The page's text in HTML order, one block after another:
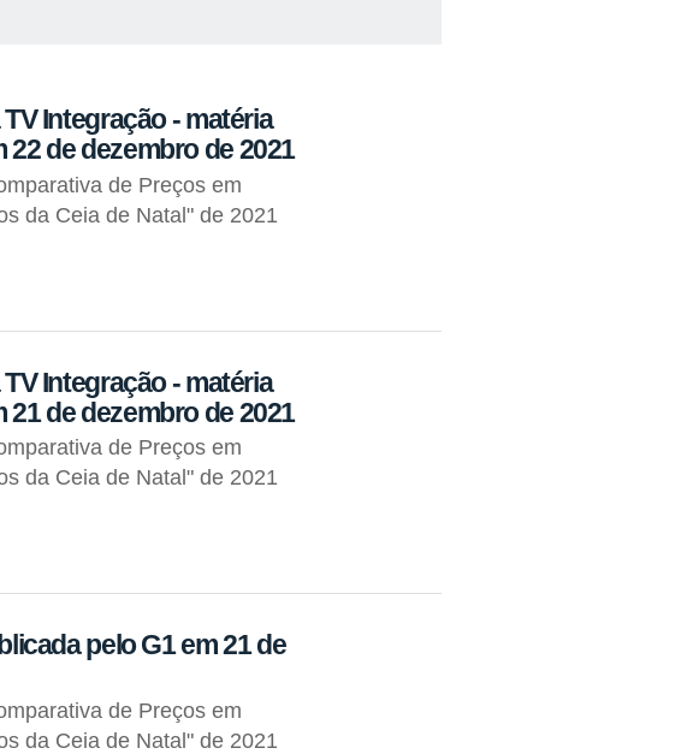
Integração - matéria
de dezembro de 2021
de Preços em
da Ceia de Natal" de 2021
Integração - matéria
de dezembro de 2021
de Preços em
da Ceia de Natal" de 2021
pelo G1 em 21 de
de Preços em
da Ceia de Natal" de 2021